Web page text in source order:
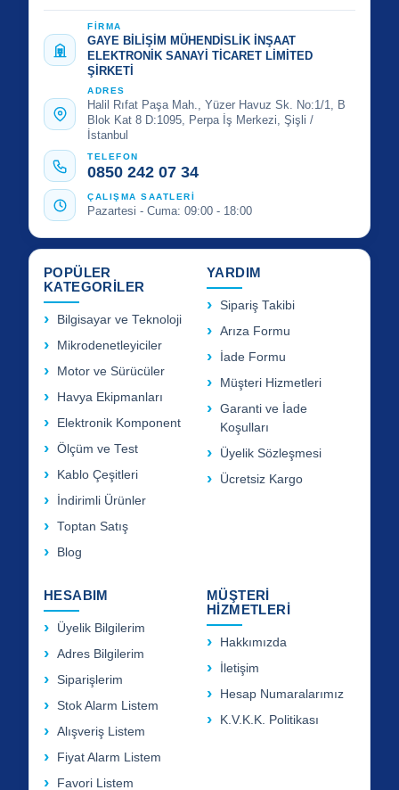
FİRMA
GAYE BİLİŞİM MÜHENDİSLİK İNŞAAT
ELEKTRONİK SANAYİ TİCARET LİMİTED
ŞİRKETİ
ADRES
Halil Rıfat Paşa Mah., Yüzer Havuz Sk. No:1/1, B
Blok Kat 8 D:1095, Perpa İş Merkezi, Şişli /
İstanbul
TELEFON
0850 242 07 34
ÇALIŞMA SAATLERİ
Pazartesi - Cuma: 09:00 - 18:00
POPÜLER
KATEGORİLER
Bilgisayar ve Teknoloji
Mikrodenetleyiciler
Motor ve Sürücüler
Havya Ekipmanları
Elektronik Komponent
Ölçüm ve Test
Kablo Çeşitleri
İndirimli Ürünler
Toptan Satış
Blog
YARDIM
Sipariş Takibi
Arıza Formu
İade Formu
Müşteri Hizmetleri
Garanti ve İade
Koşulları
Üyelik Sözleşmesi
Ücretsiz Kargo
HESABIM
Üyelik Bilgilerim
Adres Bilgilerim
Siparişlerim
Stok Alarm Listem
Alışveriş Listem
Fiyat Alarm Listem
Favori Listem
MÜŞTERİ
HİZMETLERİ
Hakkımızda
İletişim
Hesap Numaralarımız
K.V.K.K. Politikası